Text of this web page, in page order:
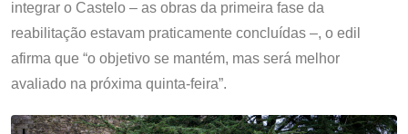
integrar o Castelo – as obras da primeira fase da
reabilitação estavam praticamente concluídas –, o edil
afirma que “o objetivo se mantém, mas será melhor
avaliado na próxima quinta-feira”.